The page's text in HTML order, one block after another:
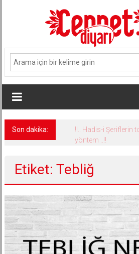
Son dakika:
!!.. Hadis-i Şeriflerin
yöntem ..!!
Etiket: Tebliğ